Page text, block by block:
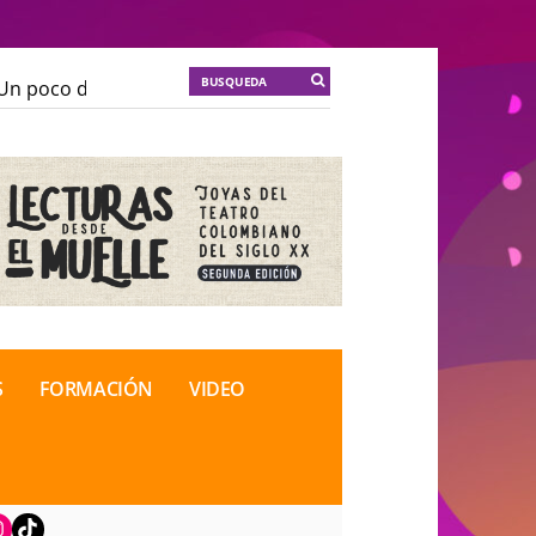
poco de locura para la cordura
Soma
Soma
de Teatro Rosa
FORMACIÓN VIDEO
TikTok